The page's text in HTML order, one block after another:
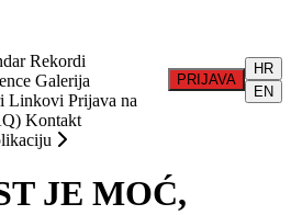
Rekordi
Galerija
Linkovi Prijava na
Kontakt
PRIJAVA
HR
EN
JE MOĆ,